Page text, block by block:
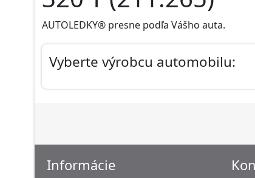
AUTOLEDKY® presne podľa Vášho auta.
Vyberte výrobcu automobilu:
Informácie